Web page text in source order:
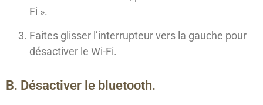
Fi ».
Faites glisser l’interrupteur vers la gauche pour
désactiver le Wi-Fi.
B. Désactiver le bluetooth.